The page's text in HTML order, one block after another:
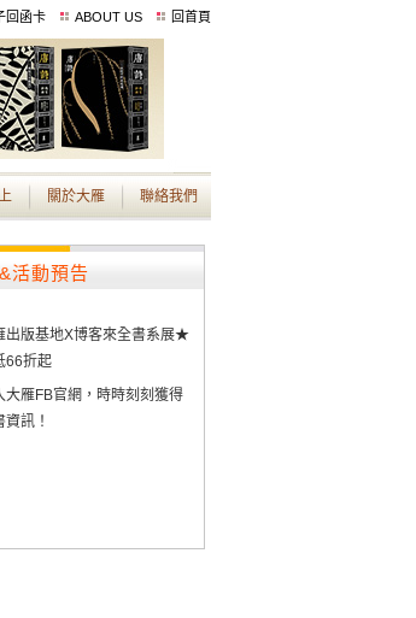
回函卡 ABOUT US 回首頁
關於大雁 聯絡我們
活動預告
出版基地X博客來全書系展★
66折起
大雁FB官網，時時刻刻獲得
資訊！